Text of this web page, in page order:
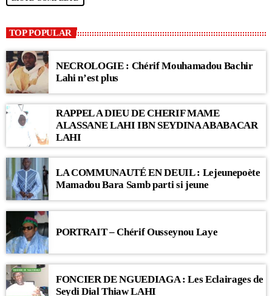
TOP POPULAR
NECROLOGIE : Chérif Mouhamadou Bachir
Lahi n’est plus
RAPPEL A DIEU DE CHERIF MAME
ALASSANE LAHI IBN SEYDINA ABABACAR
LAHI
LA COMMUNAUTÉ EN DEUIL : Lejeunepoète
Mamadou Bara Samb parti si jeune
PORTRAIT – Chérif Ousseynou Laye
FONCIER DE NGUEDIAGA : Les Eclairages de
Seydi Dial Thiaw LAHI